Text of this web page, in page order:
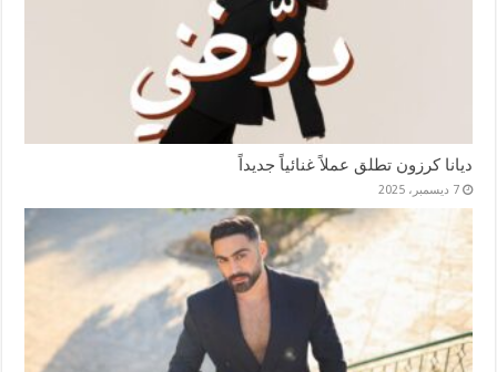
ديانا كرزون تطلق عملاً غنائياً جديداً
7 ديسمبر، 2025